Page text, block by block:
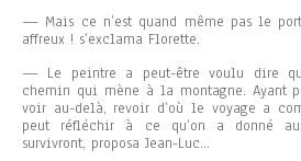
— Mais ce n’est quand même pas le
affreux ! s’exclama Florette.
— Le peintre a peut-être voulu dire
chemin qui mène à la montagne. Ayant
voir au-delà, revoir d’où le voyage a
peut réfléchir à ce qu’on a donné
survivront, proposa Jean-Luc…